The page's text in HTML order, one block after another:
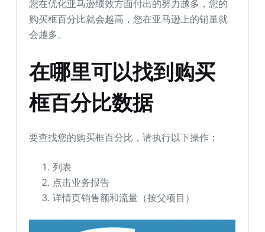
您在优化亚马逊绩效方面付出的努力越多，您的
购买框百分比就会越高，您在亚马逊上的销量就
会越多。
在哪里可以找到购买
框百分比数据
要查找您的购买框百分比，请执行以下操作：
列表
点击业务报告
详情页销售额和流量（按父项目）